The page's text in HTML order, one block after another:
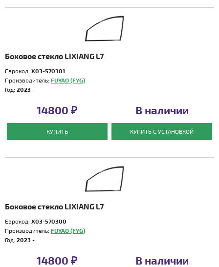
Боковое стекло LIXIANG L7
Еврокод: X03-570301
Производитель: FUYAO (FYG)
Год: 2023 -
14800 ₽
КУПИТЬ
В наличии
КУПИТЬ С УСТАНОВКОЙ
Боковое стекло LIXIANG L7
Еврокод: X03-570300
Производитель: FUYAO (FYG)
Год: 2023 -
14800 ₽ В наличии